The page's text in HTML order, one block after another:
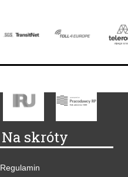
Na skróty
Regulamin